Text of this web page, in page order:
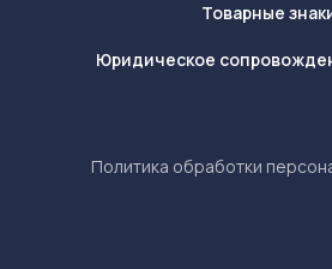
Товарные
Юридическое
Политика обработки